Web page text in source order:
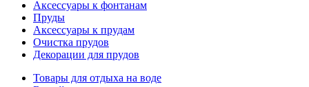
Аксессуары к фонтанам
Пруды
Аксессуары к прудам
Очистка прудов
Декорации для прудов
Товары для отдыха на воде